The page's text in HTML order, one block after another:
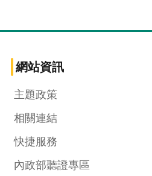
網站資訊
主題政策
相關連結
快捷服務
內政部聽證專區